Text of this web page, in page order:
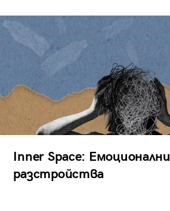
Inner Space: Емоционални
разстройства